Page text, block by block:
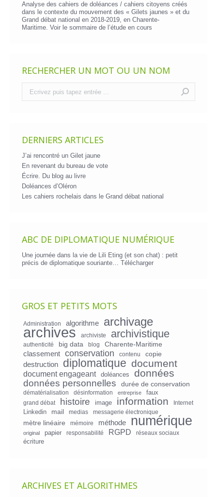
Analyse des cahiers de doléances / cahiers citoyens créés
dans le contexte du mouvement des « Gilets jaunes » et du
Grand débat national en 2018-2019, en Charente-
Maritime. Voir le sommaire de l’étude en cours
RECHERCHER UN MOT OU UN NOM
DERNIERS ARTICLES
J’ai rencontré un Gilet jaune
En revenant du bureau de vote
Écrire. Du blog au livre
Doléances d’Oléron
Les cahiers rochelais dans le Grand débat national
ABC DE DIPLOMATIQUE NUMÉRIQUE
Une journée dans la vie de Lili Eting (et son chat) : petit
précis de diplomatique souriante… Télécharger
GROS ET PETITS MOTS
Administration algorithme archivage
archives archiviste archivistique
authenticité big data blog
Charente-Maritime
classement
conservation contenu
copie
destruction
diplomatique document
document engageant doléances données
données personnelles durée de conservation
dématérialisation désinformation entreprise faux
grand débat histoire image information Internet
Linkedin mail medias messagerie électronique
mètre linéaire mémoire méthode numérique
original papier responsabilité RGPD réseaux sociaux
écriture
ARCHIVES ET ALGORITHMES